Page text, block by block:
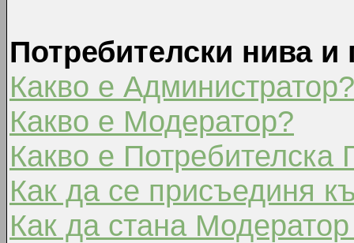
Потребителски нива и
Какво е Администратор?
Какво е Модератор?
Какво е Потребителска
Как да се присъединя
Как да стана